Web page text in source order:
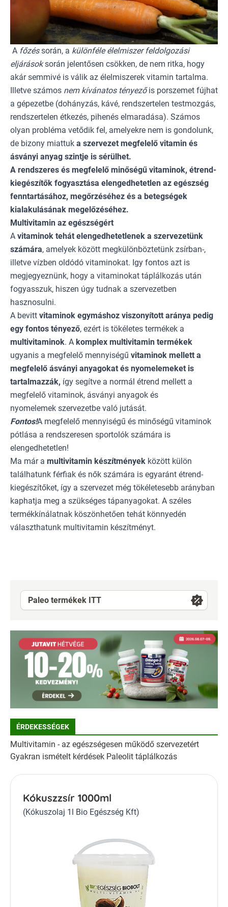
A főzéssorán, a különféle élelmiszer feldolgozási
eljárásoksorán jelentősen csökken, de nem ritka, hogy
akár semmivé is válik az élelmiszerek vitamin tartalma.
Illetve számos nem kívánatos tényezőis porszemet fújhat
a gépezetbe (dohányzás, kávé, rendszertelen testmozgás,
rendszertelen étkezés, pihenés elmaradása). Számos
olyan probléma vetődik fel, amelyekre nem is gondolunk,
de bizony miattuk a szervezet megfelelő vitamin és
ásványi anyag szintje is sérülhet.
A rendszeres és megfelelő minőségű vitaminok, étrend-
kiegészítők fogyasztása elengedhetetlen az egészség
fenntartásához, megőrzéséhez és a betegségek
kialakulásának megelőzéséhez.
Multivitamin az egészségért
A vitaminok tehát elengedhetetlenek a szervezetünk
számára, amelyek között megkülönböztetünk zsírban-,
illetve vízben oldódó vitaminokat. Igy fontos azt is
megjegyeznünk, hogy a vitaminokat táplálkozás után
fogyasszuk, hiszen úgy tudnak a szervezetben
hasznosulni.
A bevitt vitaminok egymáshoz viszonyított aránya pedig
egy fontos tényező, ezért is tökéletes termékek a
multivitaminok. A komplex multivitamin termékek
ugyanis a megfelelő mennyiségű vitaminok mellett a
megfelelő ásványi anyagokat és nyomelemeket is
tartalmazzák, így segítve a normál étrend mellett a
megfelelő vitaminok, ásványi anyagok és
nyomelemek szervezetbe való jutását.
Fontos!A megfelelő mennyiségű és minőségű vitaminok
pótlása a rendszeresen sportolók számára is
elengedhetetlen!
Ma már a multivitamin készítmények között külön
találhatunk férfiak és nők számára is egyaránt étrend-
kiegészítőket, így a szervezet még tökéletesebb arányban
kaphatja meg a szükséges tápanyagokat. A széles
termékkínálatnak köszönhetően tehát könnyedén
választhatunk multivitamin készítményt.
Paleo termékek ITT
ÉRDEKESSÉGEK
Multivitamin - az egészségesen működő szervezetért
Gyakran ismételt kérdések Paleolit táplálkozás
Kókuszzsír 1000ml
(Kókuszolaj 1l Bio Egészség Kft)